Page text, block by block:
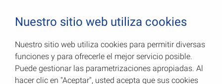
Bisagras de ramal para
Nuestro sitio web utiliza cookies
Nuestro sitio web utiliza cookies para permitir diversas
funciones y para ofrecerle el mejor servicio posible.
Puede gestionar las parametrizaciones apropiadas. Al
hacer clic en "Aceptar", usted acepta que sus cookies